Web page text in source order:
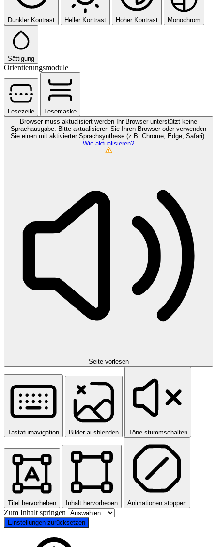
Dunkler Kontrast Heller Kontrast Hoher Kontrast Monochrom
Sättigung
Orientierungsmodule
Lesezeile
Lesemaske
Browser muss aktualisiert werden
Ihr Browser unterstützt keine
Sprachausgabe. Bitte aktualisieren Sie Ihren Browser oder verwenden
Sie einen mit aktivierter Sprachsynthese (z.B. Chrome, Edge, Safari).
Wie aktualisieren?
Seite vorlesen
Tastaturnavigation Bilder ausblenden Töne stummschalten
Titel hervorheben Inhalt hervorheben Animationen stoppen
Zum Inhalt springen
Einstellungen zurücksetzen